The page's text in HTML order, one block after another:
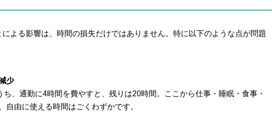
よる影響は、時間の損失だけではありません。特に以下のような点が問題
少
ち、通勤に4時間を費やすと、残りは20時間。ここから仕事・睡眠・食事・
自由に使える時間はごくわずかです。